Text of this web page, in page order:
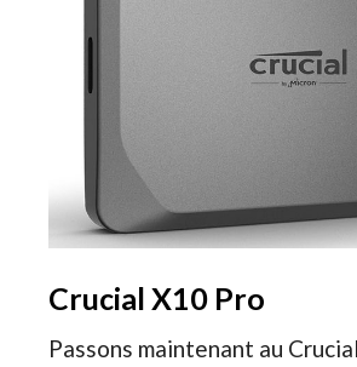
Crucial X10 Pro
Passons maintenant au